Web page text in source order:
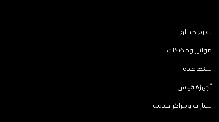
لوازم حدائق
مواتير ومضخات
شنط عدة
أجهزة قياس
سيارات ومراكز خدمة